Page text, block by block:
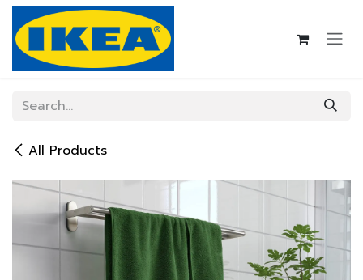
Skip to Content
All Products